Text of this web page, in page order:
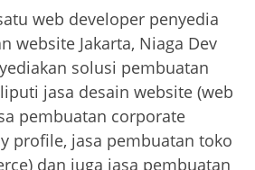
web developer penyedia
website Jakarta, Niaga Dev
solusi pembuatan
jasa desain website (web
pembuatan corporate
profile, jasa pembuatan toko
dan juga jasa pembuatan